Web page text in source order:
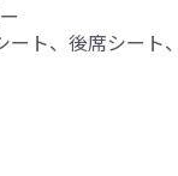
ト、後席シート